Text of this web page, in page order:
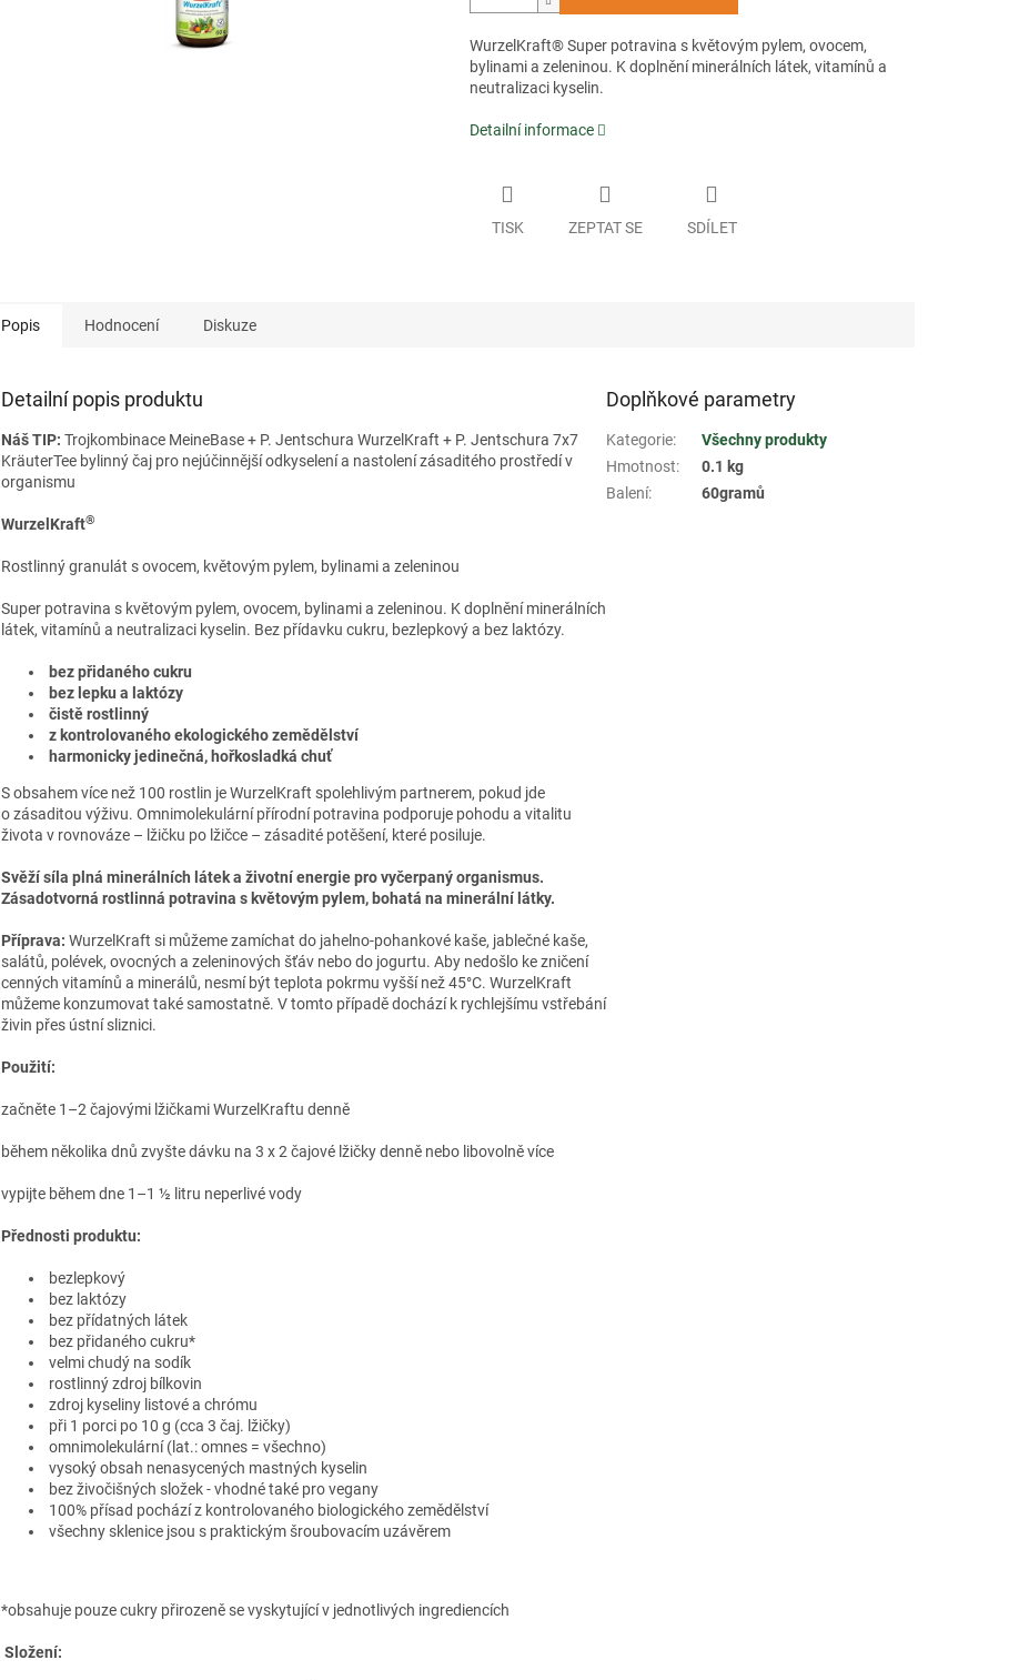
WurzelKraft® Super potravina s květovým pylem, ovocem,
bylinami a zeleninou. K doplnění minerálních látek, vitamínů a
neutralizaci kyselin.
Detailní informace
TISK ZEPTAT SE SDÍLET
Popis Hodnocení Diskuze
Detailní popis produktu
Náš TIP: Trojkombinace MeineBase + P. Jentschura WurzelKraft + P. Jentschura 7x7
KräuterTee bylinný čaj pro nejúčinnější odkyselení a nastolení zásaditého prostředí v
organismu
WurzelKraft®
Rostlinný granulát s ovocem, květovým pylem, bylinami a zeleninou
Super potravina s květovým pylem, ovocem, bylinami a zeleninou. K doplnění minerálních
látek, vitamínů a neutralizaci kyselin. Bez přídavku cukru, bezlepkový a bez laktózy.
bez přidaného cukru
bez lepku a laktózy
čistě rostlinný
z kontrolovaného ekologického zemědělství
harmonicky jedinečná, hořkosladká chuť
S obsahem více než 100 rostlin je WurzelKraft spolehlivým partnerem, pokud jde
o zásaditou výživu. Omnimolekulární přírodní potravina podporuje pohodu a vitalitu
života v rovnováze – lžičku po lžičce – zásadité potěšení, které posiluje.
Svěží síla plná minerálních látek a životní energie pro vyčerpaný organismus.
Zásadotvorná rostlinná potravina s květovým pylem, bohatá na minerální látky.
Příprava: WurzelKraft si můžeme zamíchat do jahelno-pohankové kaše, jablečné kaše,
salátů, polévek, ovocných a zeleninových šťáv nebo do jogurtu. Aby nedošlo ke zničení
cenných vitamínů a minerálů, nesmí být teplota pokrmu vyšší než 45°C. WurzelKraft
můžeme konzumovat také samostatně. V tomto případě dochází k rychlejšímu vstřebání
živin přes ústní sliznici.
Použití:
začněte 1–2 čajovými lžičkami WurzelKraftu denně
během několika dnů zvyšte dávku na 3 x 2 čajové lžičky denně nebo libovolně více
vypijte během dne 1–1 ½ litru neperlivé vody
Přednosti produktu:
bezlepkový
bez laktózy
bez přídatných látek
bez přidaného cukru*
velmi chudý na sodík
rostlinný zdroj bílkovin
zdroj kyseliny listové a chrómu
při 1 porci po 10 g (cca 3 čaj. lžičky)
omnimolekulární (lat.: omnes = všechno)
vysoký obsah nenasycených mastných kyselin
bez živočišných složek - vhodné také pro vegany
100% přísad pochází z kontrolovaného biologického zemědělství
všechny sklenice jsou s praktickým šroubovacím uzávěrem
*obsahuje pouze cukry přirozeně se vyskytující v jednotlivých ingrediencích
Složení:
Doplňkové parametry
Kategorie:
Všechny produkty
Hmotnost:
0.1 kg
Balení: 60gramů